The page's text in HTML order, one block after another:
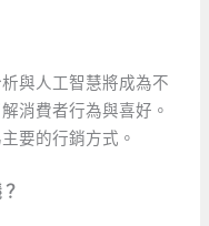
與人工智慧將成為不
消費者行為與喜好。
要的行銷方式。